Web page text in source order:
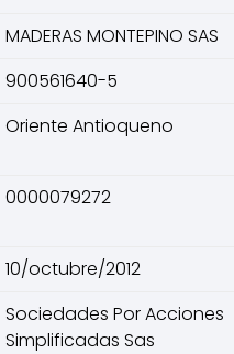
MADERAS MONTEPINO SAS
900561640-5
Oriente Antioqueno
0000079272
10/octubre/2012
Sociedades Por Acciones
Simplificadas Sas